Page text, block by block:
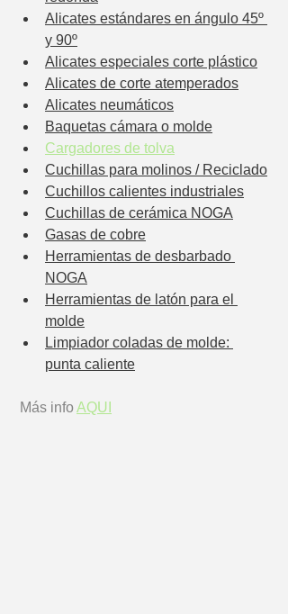
Alicates estándares en ángulo 45º
y 90º
Alicates especiales corte plástico
Alicates de corte atemperados
Alicates neumáticos
Baquetas cámara o molde
Cargadores de tolva
Cuchillas para molinos / Reciclado
Cuchillos calientes industriales
Cuchillas de cerámica NOGA
Gasas de cobre
Herramientas de desbarbado
NOGA
Herramientas de latón para el
molde
Limpiador coladas de molde:
punta caliente
Más info AQUI